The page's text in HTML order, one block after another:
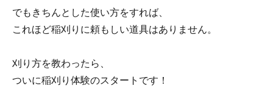
でもきちんとした使い方をすれば、
これほど稲刈りに頼もしい道具はありません。
刈り方を教わったら、
ついに稲刈り体験のスタートです！